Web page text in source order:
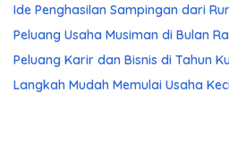
Ide Penghasilan Sampingan dari
Peluang Usaha Musiman di Bulan
Peluang Karir dan Bisnis di Tahun
Langkah Mudah Memulai Usaha